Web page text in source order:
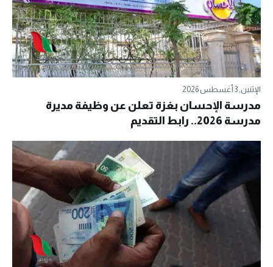
الإثنين, 3 أغسطس 2026
مدرسة الإحسان بغزة تعلن عن وظيفة مديرة
مدرسة 2026.. رابط التقديم